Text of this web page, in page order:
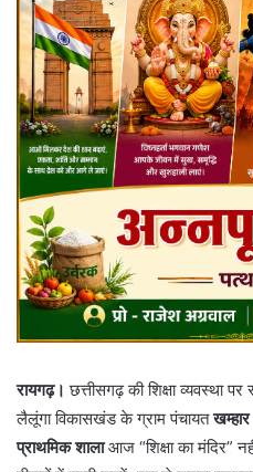
रायगढ़। छत्तीसगढ़ की शिक्षा व्यवस्था
लैलूंगा विकासखंड के ग्राम पंचायतखम्हार
प्राथमिक शालाआज “शिक्षा का मंदिर”